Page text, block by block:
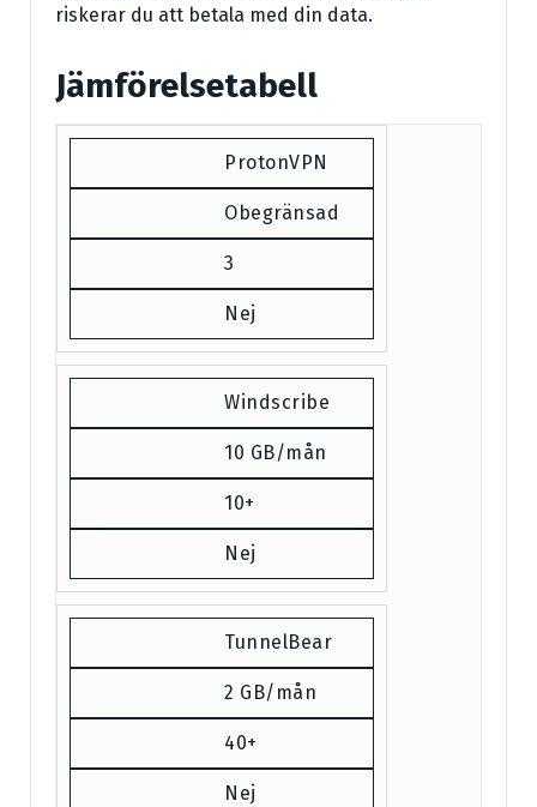
riskerar du att betala med din data.
Jämförelsetabell
ProtonVPN
Obegränsad
3
Nej
Windscribe
10 GB/mån
10+
Nej
TunnelBear
2 GB/mån
40+
Nej